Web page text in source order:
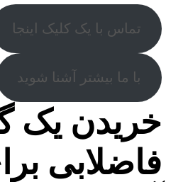
تماس با یک کلیک اینجا
با ما بیشتر آشنا شوید
خریدن یک
فاضلابی